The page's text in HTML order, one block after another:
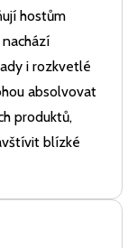
hostům
i rozkvetlé
absolvovat
produktů,
blízké